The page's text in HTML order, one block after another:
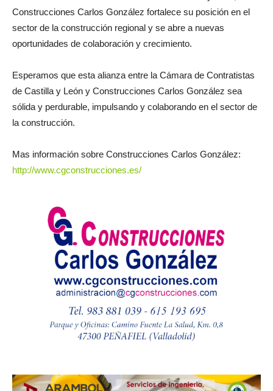
Construcciones Carlos González fortalece su posición en el
sector de la construcción regional y se abre a nuevas
oportunidades de colaboración y crecimiento.
Esperamos que esta alianza entre la Cámara de Contratistas
de Castilla y León y Construcciones Carlos González sea
sólida y perdurable, impulsando y colaborando en el sector de
la construcción.
Mas información sobre Construcciones Carlos González:
http://www.cgconstrucciones.es/